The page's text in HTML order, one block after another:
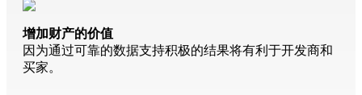
增加财产的价值
因为通过可靠的数据支持积极的结果将有利于开发商和
买家。